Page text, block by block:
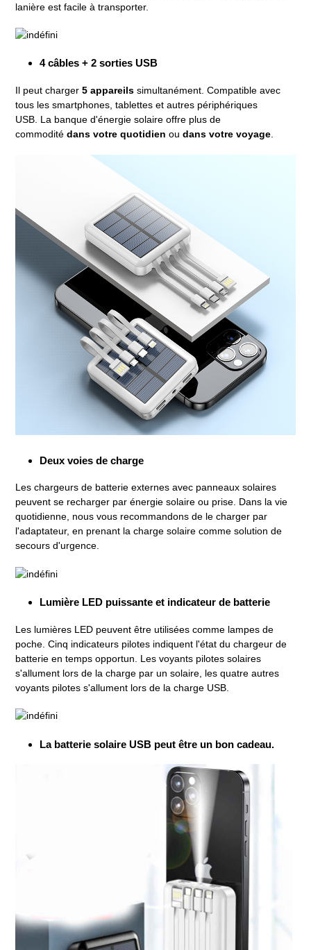
lanière est facile à transporter.
4 câbles + 2 sorties USB
Il peut charger 5 appareils simultanément. Compatible avec
tous les smartphones, tablettes et autres périphériques
USB. La banque d'énergie solaire offre plus de
commodité dans votre quotidien ou dans votre voyage
Deux voies de charge
Les chargeurs de batterie externes avec panneaux solaires
peuvent se recharger par énergie solaire ou prise. Dans la vie
quotidienne, nous vous recommandons de le charger par
l'adaptateur, en prenant la charge solaire comme solution de
secours d'urgence.
Lumière LED puissante et indicateur de batterie
Les lumières LED peuvent être utilisées comme lampes de
poche. Cinq indicateurs pilotes indiquent l'état du chargeur de
batterie en temps opportun. Les voyants pilotes solaires
s'allument lors de la charge par un solaire, les quatre autres
voyants pilotes s'allument lors de la charge USB.
La batterie solaire USB peut être un bon cadeau.